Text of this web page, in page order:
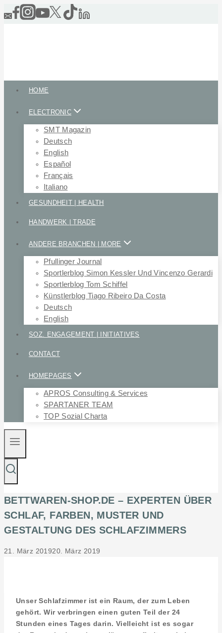
Skip
to
HOME
ELECTRONIC
SMT Magazin
Deutsch
English
Español
Français
Italiano
GESUNDHEIT | HEALTH
HANDWERK | TRADE
ANDERE BRANCHEN | MORE
Pfullinger Journal
Sportlerblog Simon Kessler Und Vincenzo Gerardi
Sportlerblog Tom Schiffel
Künstlerblog Tiago Ribeiro Da Costa
Deutsch
English
SOZ. ENGAGEMENT | INITIATIVES
CONTACT
HOMEPAGES
APROS Consulting & Services
SPARTANER TEAM
TOP Sozial Charta
BETTWAREN-SHOP.DE – EXPERTEN ÜBER
SCHLAF, FARBEN, MUSTER UND
GESTALTUNG DES SCHLAFZIMMERS
21. März 201920. März 2019
Unser Schlafzimmer ist ein Raum, der zum Leben
gehört. Wir verbringen einen guten Teil der 24
Stunden eines Tages darin. Vielleicht ist es sogar